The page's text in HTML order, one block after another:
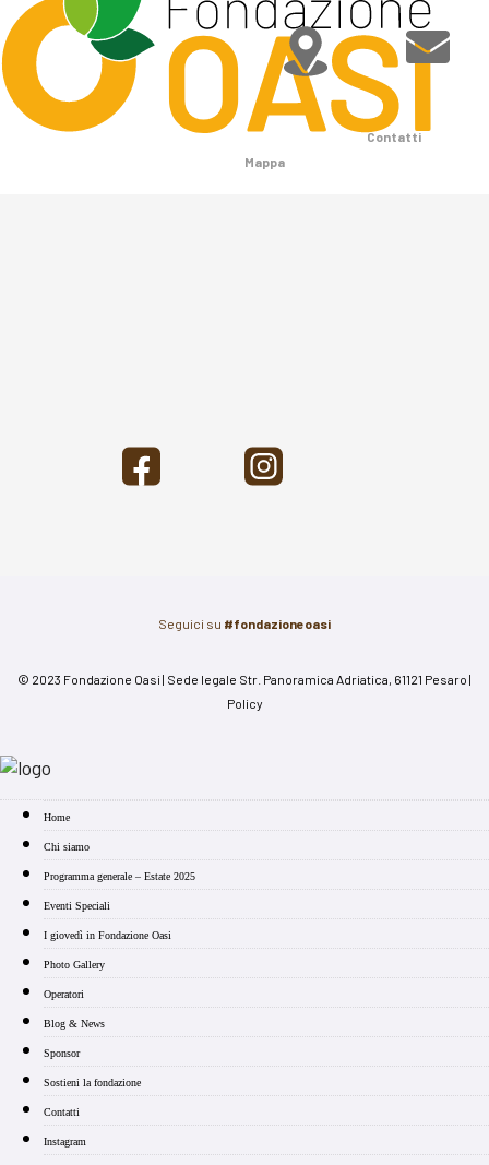
Mappa
Contatti
Seguici su #fondazioneoasi
© 2023 Fondazione Oasi | Sede legale Str. Panoramica Adriatica, 61121 Pesaro |
Policy
Home
Chi siamo
Programma generale – Estate 2025
Eventi Speciali
I giovedì in Fondazione Oasi
Photo Gallery
Operatori
Blog & News
Sponsor
Sostieni la fondazione
Contatti
Instagram